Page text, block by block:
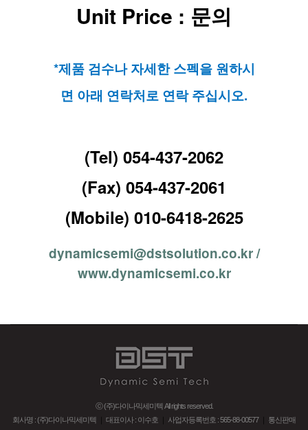
Unit Price : 문의
*제품 검수나 자세한 스펙을 원하시
면 아래 연락처로 연락 주십시오.
(Tel) 054-437-2062
(Fax) 054-437-2061
(Mobile) 010-6418-2625
dynamicsemi@dstsolution.co.kr /
www.dynamicsemi.co.kr
ⓒ (주)다이나믹세미텍 All rights reserved.
회사명 : (주)다이나믹세미텍
대표이사 : 이수호 사업자등록번호 : 565-88-00577｜ 통신판매